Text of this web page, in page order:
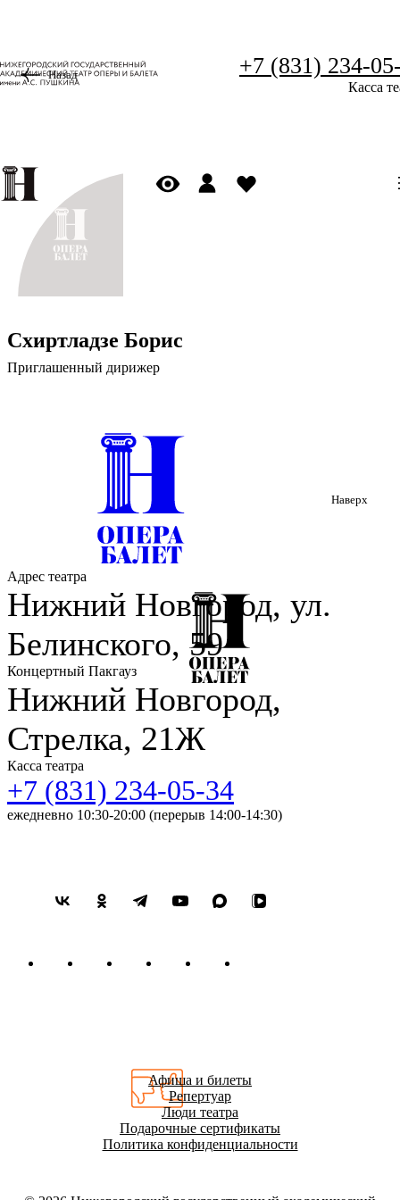
+7 (831) 234-
Касса
Назад
Схиртладзе Борис
Приглашенный дирижер
Наверх
Адрес театра
Нижний Новгород, ул.
Белинского, 59
Концертный Пакгауз
Нижний Новгород,
Стрелка, 21Ж
Касса театра
+7 (831) 234-05-34
ежедневно 10:30-20:00 (перерыв 14:00-14:30)
Афиша и билеты
Репертуар
Люди театра
Подарочные сертификаты
Политика конфиденциальности